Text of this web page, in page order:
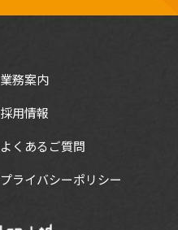
業務案内
採用情報
よくあるご質問
プライバシーポリシー